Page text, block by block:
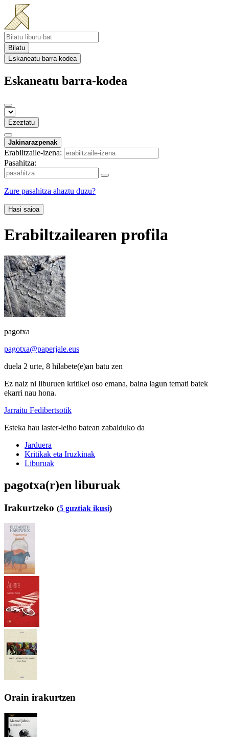
Bilatu
Eskaneatu barra-kodea
Eskaneatu barra-kodea
Ezeztatu
Jakinarazpenak
Erabiltzaile-izena:
Pasahitza:
Zure pasahitza ahaztu duzu?
Hasi saioa
Erabiltzailearen profila
pagotxa
pagotxa@paperjale.eus
duela 2 urte, 8 hilabete(e)an batu zen
Ez naiz ni liburuen kritikei oso emana, baina lagun temati batek
ekarri nau hona.
Jarraitu Fedibertsotik
Esteka hau laster-leiho batean zabalduko da
Jarduera
Kritikak eta Iruzkinak
Liburuak
pagotxa(r)en liburuak
Irakurtzeko (5 guztiak ikusi)
Orain irakurtzen